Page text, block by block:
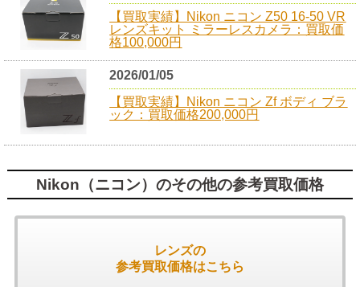
【買取実績】Nikon ニコン Z50 16-50 VR
レンズキット ミラーレスカメラ：買取価
格100,000円
2026/01/05
【買取実績】Nikon ニコン Zf ボディ ブラ
ック：買取価格200,000円
Nikon（ニコン）のその他の参考買取価格
レンズの
参考買取価格はこちら